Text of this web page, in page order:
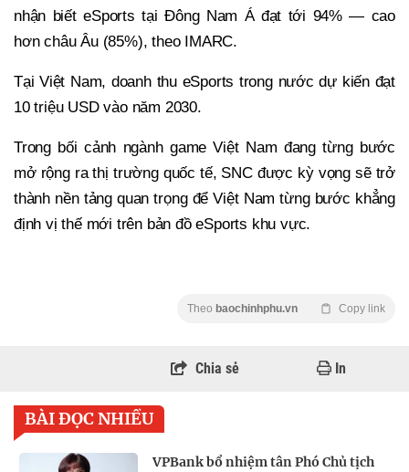
nhận biết eSports tại Đông Nam Á đạt tới 94% — cao
hơn châu Âu (85%), theo IMARC.
Tại Việt Nam, doanh thu eSports trong nước dự kiến đạt
10 triệu USD vào năm 2030.
Trong bối cảnh ngành game Việt Nam đang từng bước
mở rộng ra thị trường quốc tế, SNC được kỳ vọng sẽ trở
thành nền tảng quan trọng để Việt Nam từng bước khẳng
định vị thế mới trên bản đồ eSports khu vực.
Theo baochinhphu.vn Copy link
Chia sẻ In
BÀI ĐỌC NHIỀU
VPBank bổ nhiệm tân Phó Chủ tịch